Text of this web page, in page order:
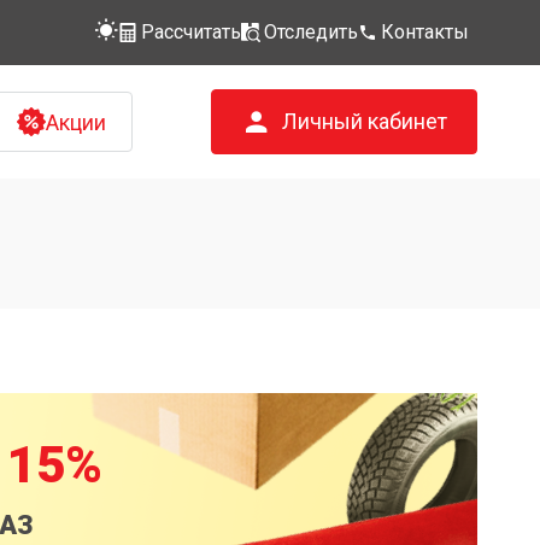
Рассчитать Отследить Контакты
Акции Личный кабинет